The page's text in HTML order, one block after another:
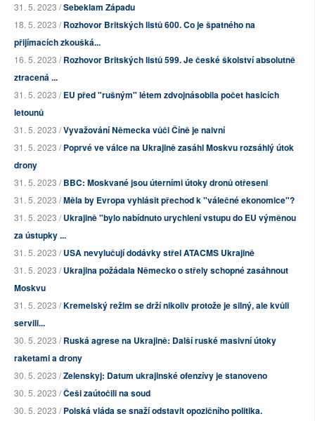
31. 5. 2023 /Sebeklam Západu
18. 5. 2023 /Rozhovor Britských listů 600. Co je špatného na
přijímacích zkoušká...
16. 5. 2023 /Rozhovor Britských listů 599. Je české školství absolutně
ztracená ...
31. 5. 2023 /EU před "rušným" létem zdvojnásobila počet hasicích
letounů
31. 5. 2023 /Vyvažování Německa vůči Číně je naivní
31. 5. 2023 /Poprvé ve válce na Ukrajině zasáhl Moskvu rozsáhlý útok
drony
31. 5. 2023 /BBC: Moskvané jsou úterními útoky dronů otřeseni
31. 5. 2023 /Měla by Evropa vyhlásit přechod k "válečné ekonomice"?
31. 5. 2023 /Ukrajině "bylo nabídnuto urychlení vstupu do EU výměnou
za ústupky ...
31. 5. 2023 /USA nevylučují dodávky střel ATACMS Ukrajině
31. 5. 2023 /Ukrajina požádala Německo o střely schopné zasáhnout
Moskvu
31. 5. 2023 /Kremelský režim se drží nikoliv protože je silný, ale kvůli
servili...
30. 5. 2023 /Ruská agrese na Ukrajině: Další ruské masivní útoky
raketami a drony
30. 5. 2023 /Zelenskyj: Datum ukrajinské ofenzívy je stanoveno
30. 5. 2023 /Češi zaútočili na soud
30. 5. 2023 /Polská vláda se snaží odstavit opozičního politika.